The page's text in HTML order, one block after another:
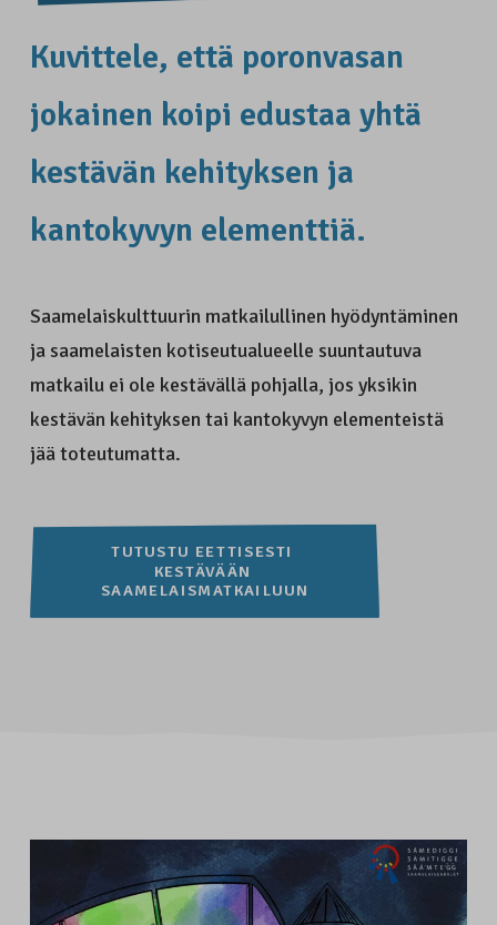
Kuvittele, että poronvasan
jokainen koipi edustaa yhtä
kestävän kehityksen ja
kantokyvyn elementtiä.
Saamelaiskulttuurin matkailullinen hyödyntäminen
ja saamelaisten kotiseutualueelle suuntautuva
matkailu ei ole kestävällä pohjalla, jos yksikin
kestävän kehityksen tai kantokyvyn elementeistä
jää toteutumatta.
TUTUSTU EETTISESTI
KESTÄVÄÄN
SAAMELAISMATKAILUUN